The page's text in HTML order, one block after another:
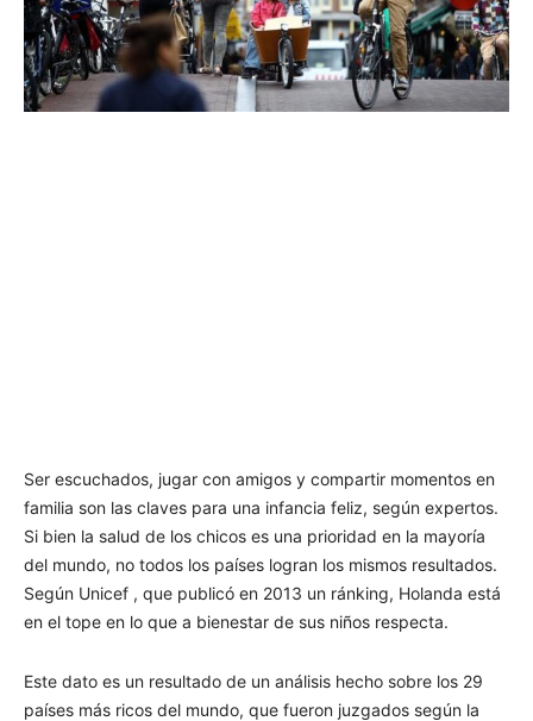
Ser escuchados, jugar con amigos y compartir momentos en
familia son las claves para una infancia feliz, según expertos.
Si bien la salud de los chicos es una prioridad en la mayoría
del mundo, no todos los países logran los mismos resultados.
Según Unicef , que publicó en 2013 un ránking, Holanda está
en el tope en lo que a bienestar de sus niños respecta.
Este dato es un resultado de un análisis hecho sobre los 29
países más ricos del mundo, que fueron juzgados según la